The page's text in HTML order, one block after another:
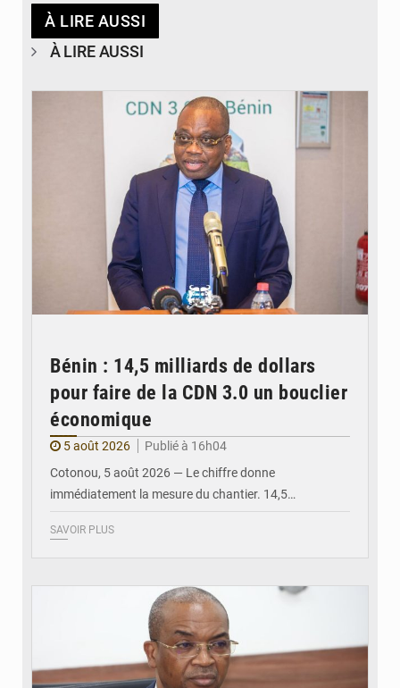
À LIRE AUSSI
À LIRE AUSSI
Bénin : 14,5 milliards de dollars
pour faire de la CDN 3.0 un bouclier
économique
5 août 2026
Publié à 16h04
Cotonou, 5 août 2026 — Le chiffre donne
immédiatement la mesure du chantier. 14,5…
SAVOIR PLUS